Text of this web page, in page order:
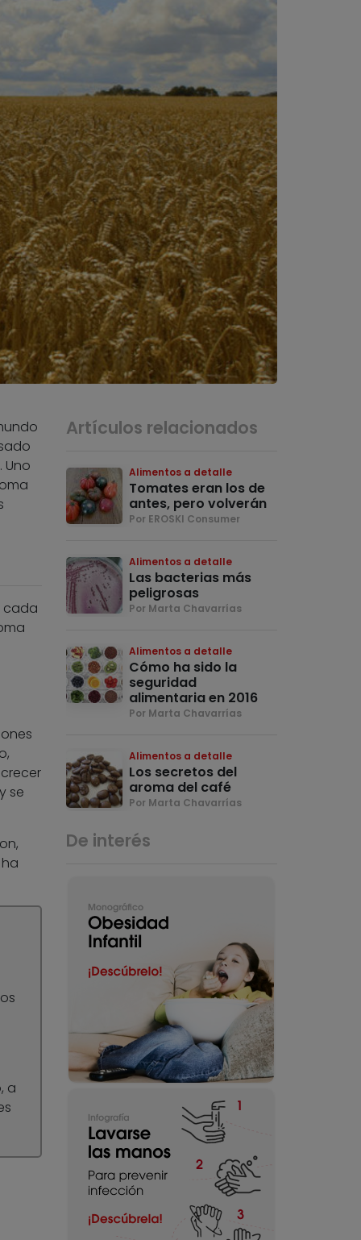
cada
se
a
Artículos relacionados
Alimentos a detalle
Tomates eran los de
antes, pero volverán
Por EROSKI Consumer
Alimentos a detalle
Las bacterias más
peligrosas
Por Marta Chavarrías
Alimentos a detalle
Cómo ha sido la
seguridad
alimentaria en 2016
Por Marta Chavarrías
Alimentos a detalle
Los secretos del
aroma del café
Por Marta Chavarrías
De interés